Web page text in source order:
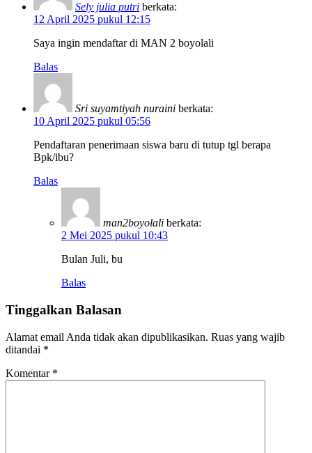
Sely julia putri berkata:
12 April 2025 pukul 12:15
Saya ingin mendaftar di MAN 2 boyolali
Balas
Sri suyamtiyah nuraini berkata:
10 April 2025 pukul 05:56
Pendaftaran penerimaan siswa baru di tutup tgl berapa
Bpk/ibu?
Balas
man2boyolali berkata:
2 Mei 2025 pukul 10:43
Bulan Juli, bu
Balas
Tinggalkan Balasan
Alamat email Anda tidak akan dipublikasikan. Ruas yang wajib
ditandai *
Komentar *